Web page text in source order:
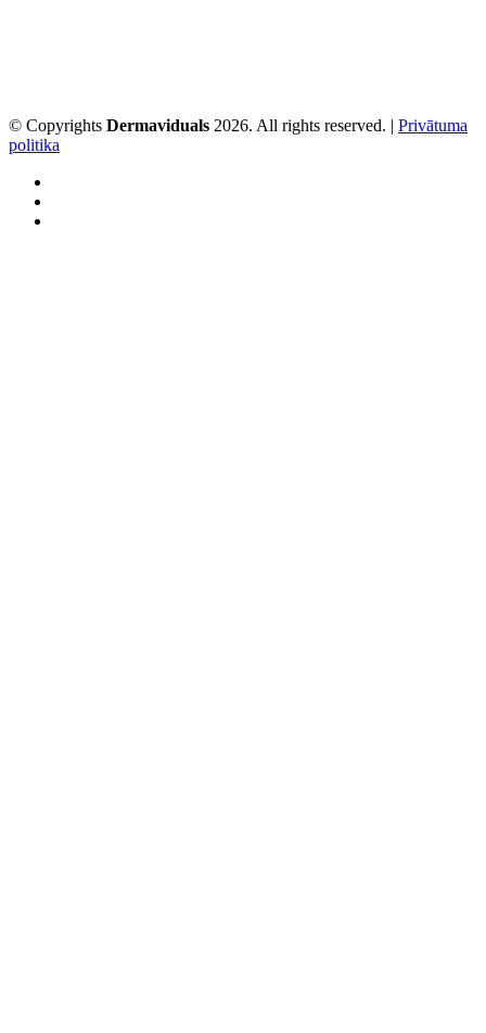
© Copyrights Dermaviduals 2026. All rights reserved. | Privātuma
politika